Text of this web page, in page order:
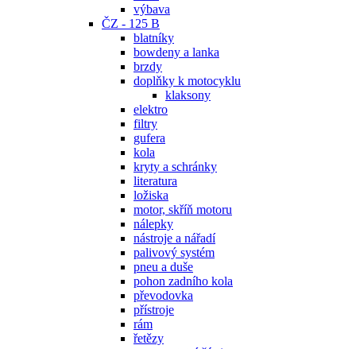
výbava
ČZ - 125 B
blatníky
bowdeny a lanka
brzdy
doplňky k motocyklu
klaksony
elektro
filtry
gufera
kola
kryty a schránky
literatura
ložiska
motor, skříň motoru
nálepky
nástroje a nářadí
palivový systém
pneu a duše
pohon zadního kola
převodovka
přístroje
rám
řetězy